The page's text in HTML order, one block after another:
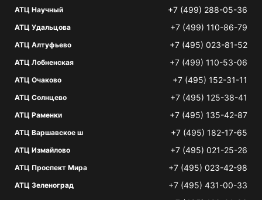
АТЦ Научный +7 (499) 288-05-36
АТЦ Удальцова +7 (499) 110-86-79
АТЦ Алтуфьево +7 (495) 023-81-52
АТЦ Лобненская +7 (499) 110-53-06
АТЦ Очаково +7 (495) 152-31-11
АТЦ Солнцево +7 (495) 125-38-41
АТЦ Раменки +7 (495) 135-42-87
АТЦ Варшавское ш +7 (495) 182-17-65
АТЦ Измайлово +7 (495) 021-25-26
АТЦ Проспект Мира +7 (495) 023-42-98
АТЦ Зеленоград +7 (495) 431-00-33